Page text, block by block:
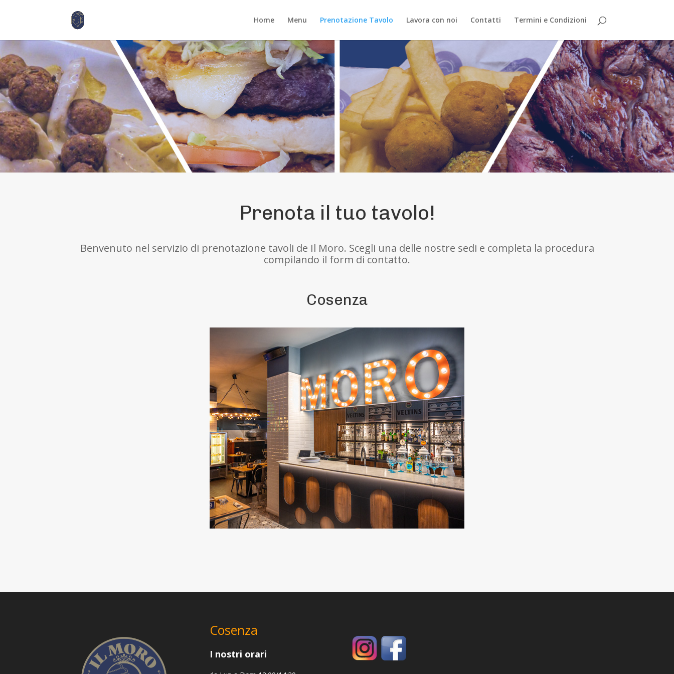
Home Menu Prenotazione Tavolo Lavora con noi Contatti Termini e Condizioni
Prenota il tuo tavolo!
Benvenuto nel servizio di prenotazione tavoli de Il Moro. Scegli una delle nostre sedi e completa la procedura
compilando il form di contatto.
Cosenza
Cosenza
I nostri orari